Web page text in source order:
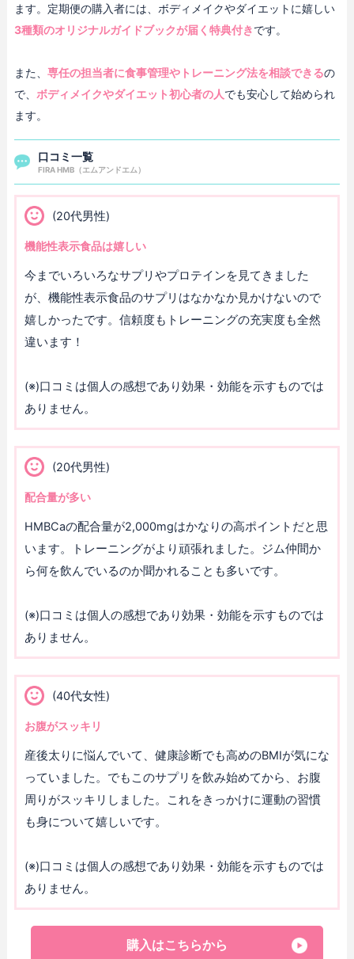
ます。定期便の購入者には、ボディメイクやダイエットに嬉しい
3種類のオリジナルガイドブックが届く特典付きです。
また、 専任の担当者に食事管理やトレーニング法を相談できるの
で、 ボディメイクやダイエット初心者の人でも安心して始められ
ます。
口コミ一覧
FIRA HMB（エムアンドエム）
(20代男性)
機能性表示食品は嬉しい
今までいろいろなサプリやプロテインを見てきました
が、機能性表示食品のサプリはなかなか見かけないので
嬉しかったです。信頼度もトレーニングの充実度も全然
違います！
(※)口コミは個人の感想であり効果・効能を示すものでは
ありません。
(20代男性)
配合量が多い
HMBCaの配合量が2,000mgはかなりの高ポイントだと思
います。トレーニングがより頑張れました。ジム仲間か
ら何を飲んでいるのか聞かれることも多いです。
(※)口コミは個人の感想であり効果・効能を示すものでは
ありません。
(40代女性)
お腹がスッキリ
産後太りに悩んでいて、健康診断でも高めのBMIが気にな
っていました。でもこのサプリを飲み始めてから、お腹
周りがスッキリしました。これをきっかけに運動の習慣
も身について嬉しいです。
(※)口コミは個人の感想であり効果・効能を示すものでは
ありません。
購入はこちらから